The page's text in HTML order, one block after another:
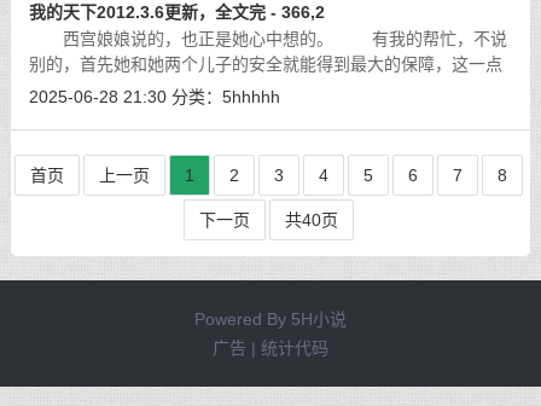
我的天下2012.3.6更新，全文完 - 366,2
西宫娘娘说的，也正是她心中想的。 有我的帮忙，不说
别的，首先她和她两个儿子的安全就能得到最大的保障，这一点
非常重要，没有性命，还谈什么争夺皇位？
2025-06-28 21:30 分类： 5hhhhh
首页 上一页 1 2 3 4 5 6 7 8
下一页 共40页
Powered By 5H小说
广告 | 统计代码